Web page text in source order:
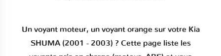
Un voyant moteur, un voyant orange sur votre Kia
SHUMA (2001 - 2003) ? Cette page liste les